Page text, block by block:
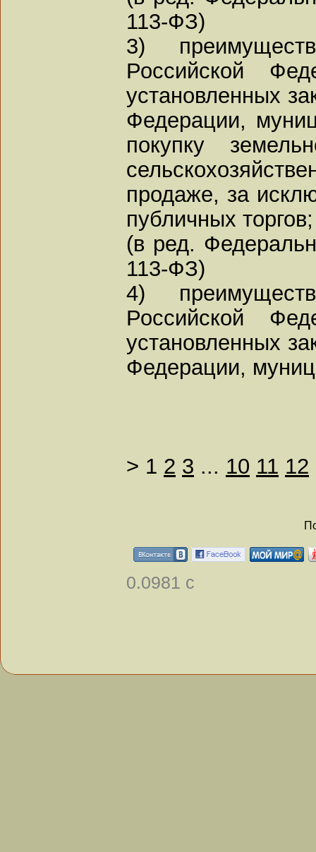
113-ФЗ)
3)
Российской
установленных
Федерации,
покупку
продаже, за
публичных торгов;
(в ред.
113-ФЗ)
4)
Российской
установленных
Федерации,
> 1 2 3 ... 10 11 12
0.0981 с